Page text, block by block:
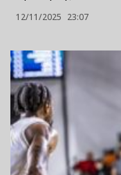
12/11/2025 23:07